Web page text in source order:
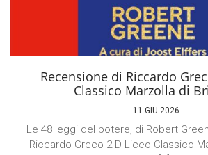
Recensione di Riccardo
Classico Marzolla di
11 GIU 2026
Le 48 leggi del potere, di Robert
Riccardo Greco 2 D Liceo Classico